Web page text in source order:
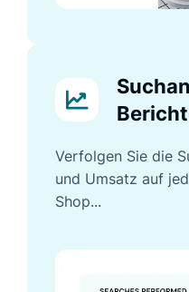
Verfolgen Sie die
und Umsatz auf
Shop...